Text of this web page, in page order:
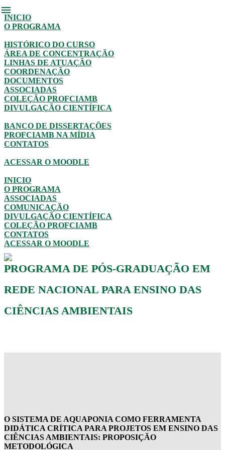
menu
INICIO
O PROGRAMA
HISTÓRICO DO CURSO
ÁREA DE CONCENTRAÇÃO
LINHAS DE ATUAÇÃO
COORDENAÇÃO
DOCUMENTOS
ASSOCIADAS
COLEÇÃO PROFCIAMB
DIVULGAÇÃO CIENTÍFICA
BANCO DE DISSERTAÇÕES
PROFCIAMB NA MÍDIA
CONTATOS
ACESSAR O MOODLE
INICIO
O PROGRAMA
ASSOCIADAS
COMUNICAÇÃO
DIVULGAÇÃO CIENTÍFICA
COLEÇÃO PROFCIAMB
CONTATOS
ACESSAR O MOODLE
PROGRAMA DE PÓS-GRADUAÇÃO EM
REDE NACIONAL PARA ENSINO DAS
CIÊNCIAS AMBIENTAIS
O SISTEMA DE AQUAPONIA COMO FERRAMENTA
DIDÁTICA CRÍTICA PARA PROJETOS EM ENSINO DAS
CIÊNCIAS AMBIENTAIS: PROPOSIÇÃO
METODOLÓGICA